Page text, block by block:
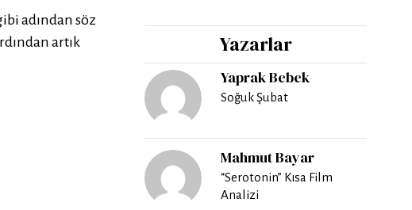
adından söz
artık
Yazarlar
Yaprak Bebek
Soğuk Şubat
Mahmut Bayar
“Serotonin” Kısa Film
Analizi